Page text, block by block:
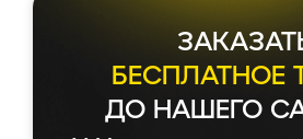
БЕСПЛАТНОЕ
ДО НАШЕГО